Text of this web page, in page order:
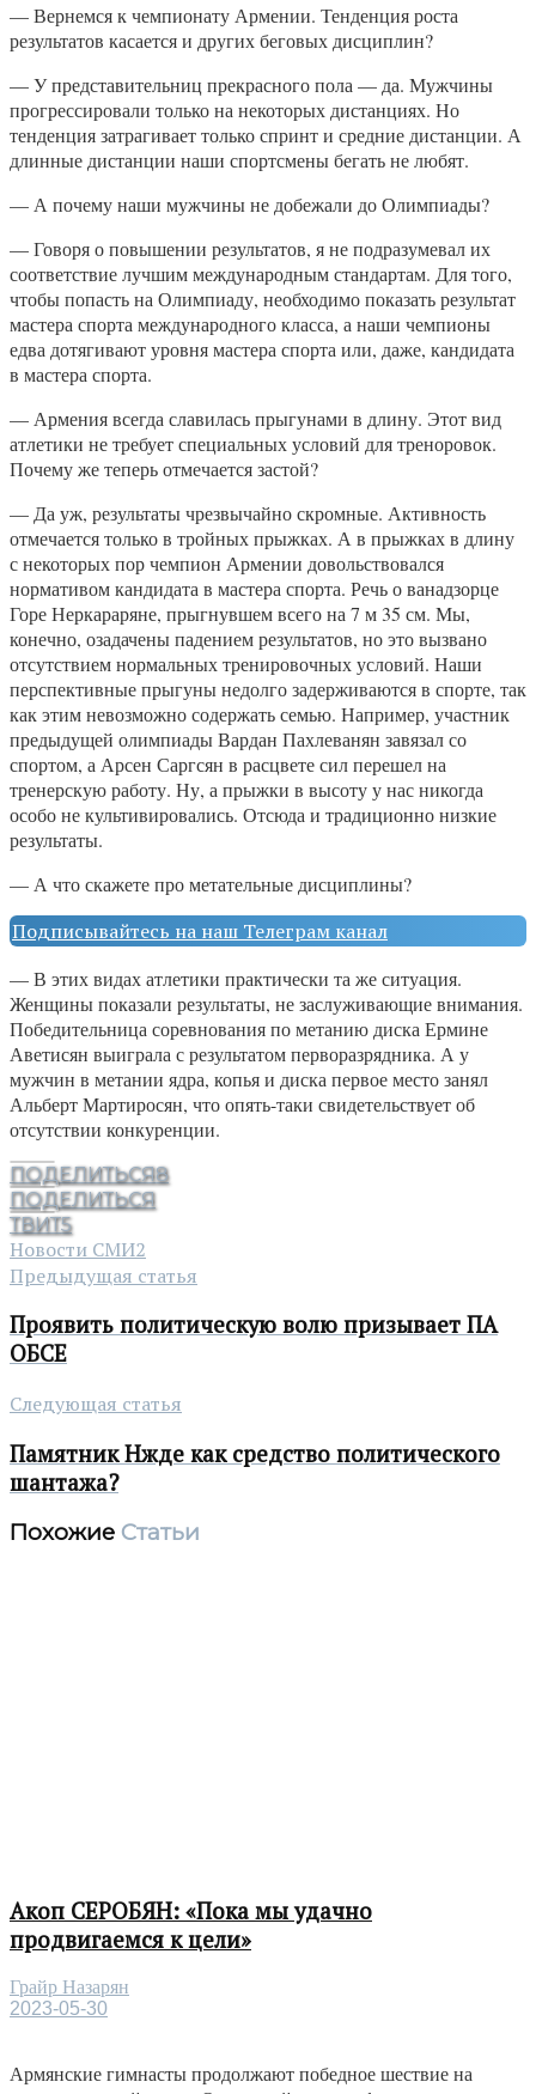
— Вернемся к чемпионату Армении. Тенденция роста
результатов касается и других беговых дисциплин?
— У представительниц прекрасного пола — да. Мужчины
прогрессировали только на некоторых дистанциях. Но
тенденция затрагивает только спринт и средние дистанции. А
длинные дистанции наши спортсмены бегать не любят.
— А почему наши мужчины не добежали до Олимпиады?
— Говоря о повышении результатов, я не подразумевал их
соответствие лучшим международным стандартам. Для того,
чтобы попасть на Олимпиаду, необходимо показать результат
мастера спорта международного класса, а наши чемпионы
едва дотягивают уровня мастера спорта или, даже, кандидата
в мастера спорта.
— Армения всегда славилась прыгунами в длину. Этот вид
атлетики не требует специальных условий для треноровок.
Почему же теперь отмечается застой?
— Да уж, результаты чрезвычайно скромные. Активность
отмечается только в тройных прыжках. А в прыжках в длину
с некоторых пор чемпион Армении довольствовался
нормативом кандидата в мастера спорта. Речь о ванадзорце
Горе Неркараряне, прыгнувшем всего на 7 м 35 см. Мы,
конечно, озадачены падением результатов, но это вызвано
отсутствием нормальных тренировочных условий. Наши
перспективные прыгуны недолго задерживаются в спорте, так
как этим невозможно содержать семью. Например, участник
предыдущей олимпиады Вардан Пахлеванян завязал со
спортом, а Арсен Саргсян в расцвете сил перешел на
тренерскую работу. Ну, а прыжки в высоту у нас никогда
особо не культивировались. Отсюда и традиционно низкие
результаты.
— А что скажете про метательные дисциплины?
Подписывайтесь на наш Телеграм канал
— В этих видах атлетики практически та же ситуация.
Женщины показали результаты, не заслуживающие внимания.
Победительница соревнования по метанию диска Ермине
Аветисян выиграла с результатом перворазрядника. А у
мужчин в метании ядра, копья и диска первое место занял
Альберт Мартиросян, что опять-таки свидетельствует об
отсутствии конкуренции.
ПОДЕЛИТЬСЯ8
ПОДЕЛИТЬСЯ
ТВИТ5
Новости СМИ2
Предыдущая статья
Проявить политическую волю призывает ПА
ОБСЕ
Следующая статья
Памятник Нжде как средство политического
шантажа?
Похожие Статьи
Акоп СЕРОБЯН: «Пока мы удачно
продвигаемся к цели»
Грайр Назарян
2023-05-30
Армянские гимнасты продолжают победное шествие на